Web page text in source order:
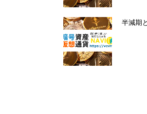
半減期